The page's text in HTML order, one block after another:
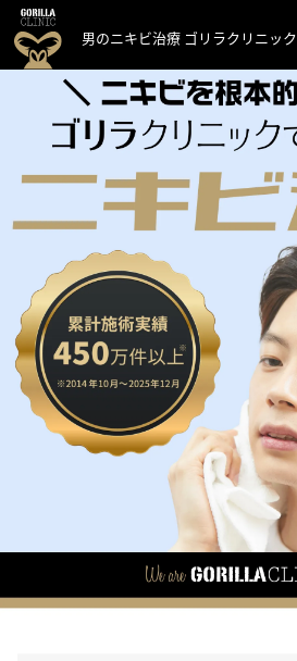
男のニキビ治療 ゴリラクリニック